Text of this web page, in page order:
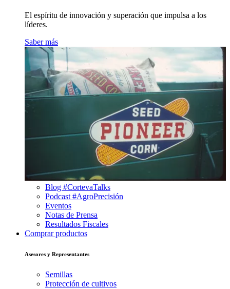
El espíritu de innovación y superación que impulsa a los
líderes.
Saber más
Blog #CortevaTalks
Podcast #AgroPrecisión
Eventos
Notas de Prensa
Resultados Fiscales
Comprar productos
Asesores y Representantes
Semillas
Protección de cultivos